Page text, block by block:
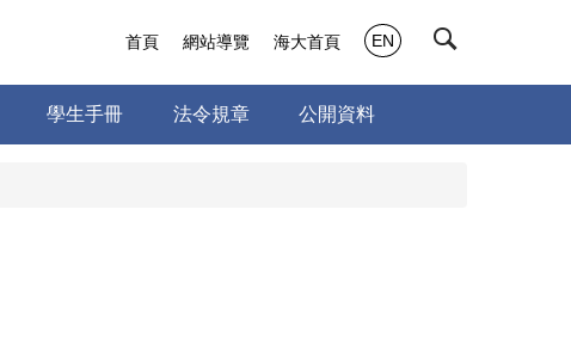
學生手冊 法令規章 公開資料
首頁 網站導覽 海大首頁 EN